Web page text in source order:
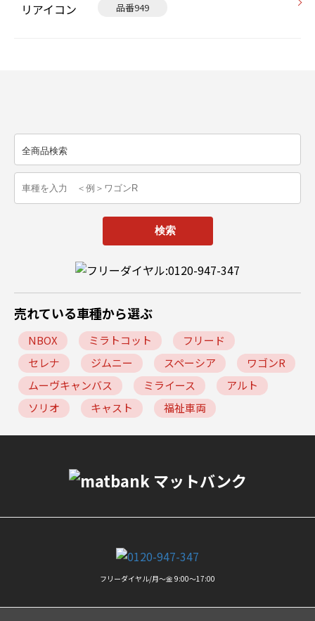
品番949
売れている車種から選ぶ
NBOX ミラトコット
フリード
セレナ
ジムニー スペーシア
ワゴンR
ムーヴキャンバス
ミライース
アルト
ソリオ
キャスト 福祉車両
フリーダイヤル/月〜金 9:00〜17:00